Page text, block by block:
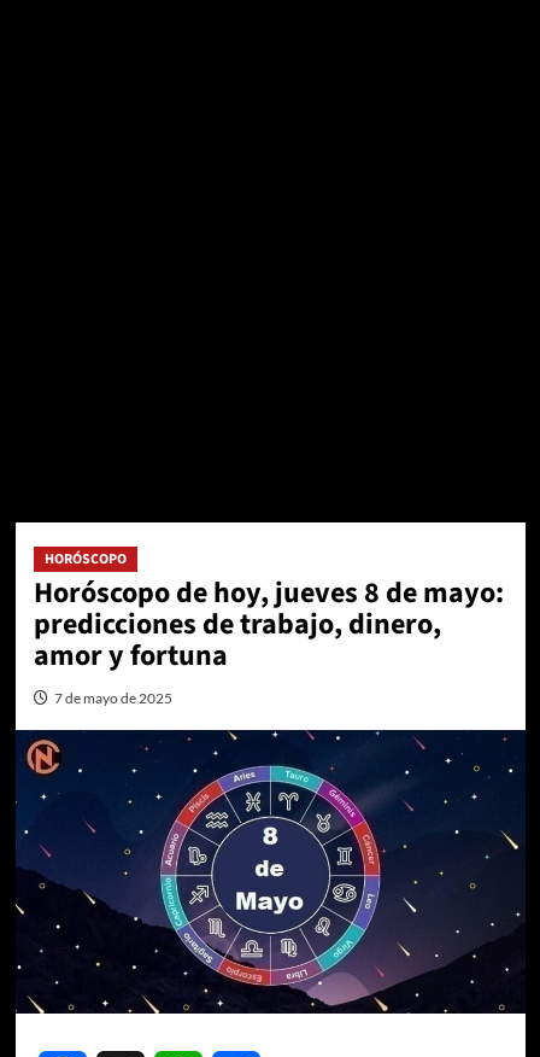
HORÓSCOPO
Horóscopo de hoy, jueves 8 de mayo:
predicciones de trabajo, dinero,
amor y fortuna
7 de mayo de 2025